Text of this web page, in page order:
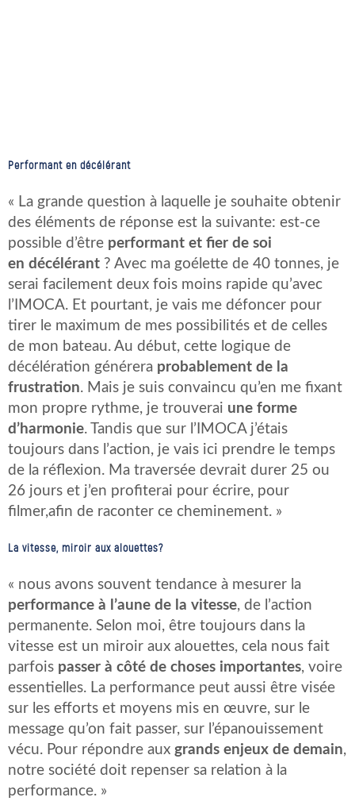
Performant en décélérant
« La grande question à laquelle je souhaite obtenir
des éléments de réponse est la suivante: est-ce
possible d’être performant et fier de soi
en décélérant ? Avec ma goélette de 40 tonnes, je
serai facilement deux fois moins rapide qu’avec
l’IMOCA. Et pourtant, je vais me défoncer pour
tirer le maximum de mes possibilités et de celles
de mon bateau. Au début, cette logique de
décélération générera probablement de la
frustration. Mais je suis convaincu qu’en me fixant
mon propre rythme, je trouverai une forme
d’harmonie. Tandis que sur l’IMOCA j’étais
toujours dans l’action, je vais ici prendre le temps
de la réflexion. Ma traversée devrait durer 25 ou
26 jours et j’en profiterai pour écrire, pour
filmer,afin de raconter ce cheminement. »
La vitesse, miroir aux alouettes?
« nous avons souvent tendance à mesurer la
performance à l’aune de la vitesse, de l’action
permanente. Selon moi, être toujours dans la
vitesse est un miroir aux alouettes, cela nous fait
parfois passer à côté de choses importantes, voire
essentielles. La performance peut aussi être visée
sur les efforts et moyens mis en œuvre, sur le
message qu’on fait passer, sur l’épanouissement
vécu. Pour répondre aux grands enjeux de demain,
notre société doit repenser sa relation à la
performance. »